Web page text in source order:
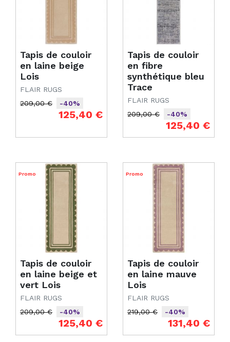
Tapis de couloir
en laine beige
Lois
FLAIR RUGS
Prix de base
209,00 €
-40%
125,40 €
Tapis de couloir
en fibre
synthétique bleu
Trace
FLAIR RUGS
Prix de base
209,00 €
-40%
125,40 €
Tapis de couloir
en laine beige et
vert Lois
FLAIR RUGS
Prix de base
209,00 €
-40%
125,40 €
Promo
Tapis de couloir
en laine mauve
Lois
FLAIR RUGS
Prix de base
219,00 €
-40%
131,40 €
Promo